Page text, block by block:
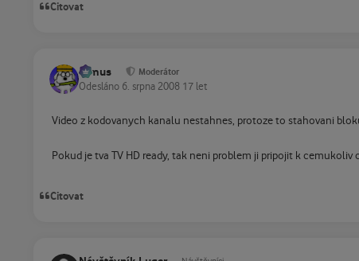
Citovat
tomus Moderátor
Odesláno 6. srpna 2008 17 let
Video z kodovanych kanalu nestahnes, protoze to stahovani
Pokud je tva TV HD ready, tak neni problem ji pripojit k cemukoliv
Citovat